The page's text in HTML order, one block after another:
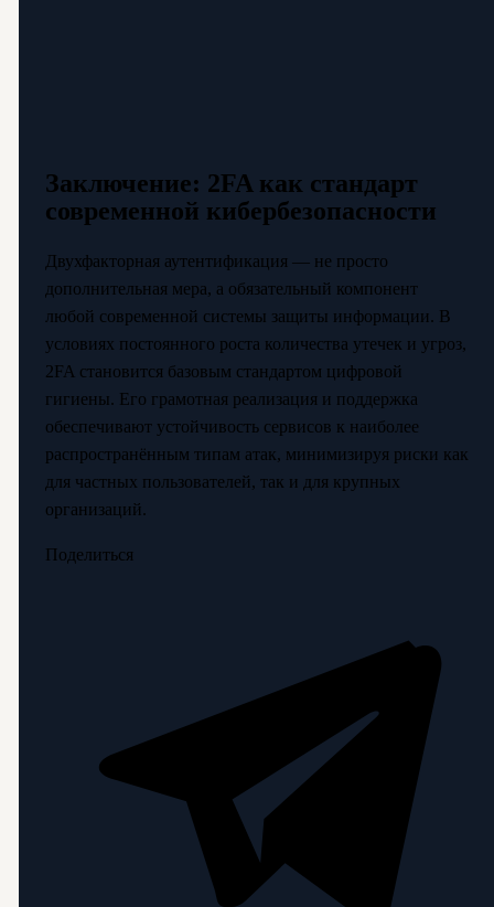
Заключение: 2FA как стандарт
современной кибербезопасности
Двухфакторная аутентификация — не просто
дополнительная мера, а обязательный компонент
любой современной системы защиты информации. В
условиях постоянного роста количества утечек и угроз,
2FA становится базовым стандартом цифровой
гигиены. Его грамотная реализация и поддержка
обеспечивают устойчивость сервисов к наиболее
распространённым типам атак, минимизируя риски как
для частных пользователей, так и для крупных
организаций.
Поделиться